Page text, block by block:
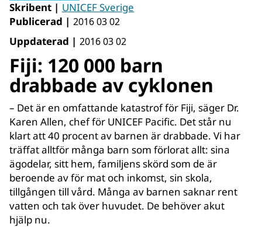
Skribent | UNICEF Sverige
Publicerad | 2016 03 02
Uppdaterad | 2016 03 02
Fiji: 120 000 barn
drabbade av cyklonen
– Det är en omfattande katastrof för Fiji, säger Dr.
Karen Allen, chef för UNICEF Pacific. Det står nu
klart att 40 procent av barnen är drabbade. Vi har
träffat alltför många barn som förlorat allt: sina
ägodelar, sitt hem, familjens skörd som de är
beroende av för mat och inkomst, sin skola,
tillgången till vård. Många av barnen saknar rent
vatten och tak över huvudet. De behöver akut
hjälp nu.